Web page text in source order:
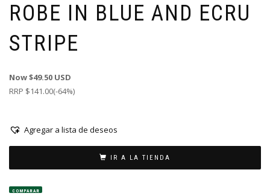
ROBE IN BLUE AND ECRU
STRIPE
Now $49.50 USD
RRP $141.00(-64%)
Agregar a lista de deseos
IR A LA TIENDA
COMPARAR